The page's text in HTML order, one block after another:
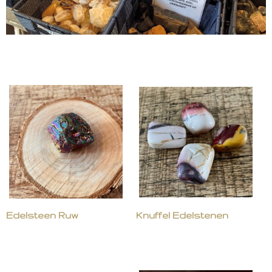
Edelsteen Ruw Knuffel Edelstenen